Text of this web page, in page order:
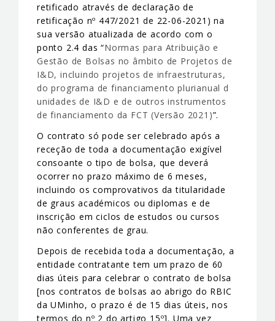
retificado através de declaração de
retificação nº 447/2021 de 22-06-2021) na
sua versão atualizada de acordo com o
ponto 2.4 das “Normas para Atribuição e
Gestão de Bolsas no âmbito de Projetos de
I&D, incluindo projetos de infraestruturas,
do programa de financiamento plurianual d
unidades de I&D e de outros instrumentos
de financiamento da FCT (Versão 2021)”.
O contrato só pode ser celebrado após a
receção de toda a documentação exigível
consoante o tipo de bolsa, que deverá
ocorrer no prazo máximo de 6 meses,
incluindo os comprovativos da titularidade
de graus académicos ou diplomas e de
inscrição em ciclos de estudos ou cursos
não conferentes de grau.
Depois de recebida toda a documentação, a
entidade contratante tem um prazo de 60
dias úteis para celebrar o contrato de bolsa
[nos contratos de bolsas ao abrigo do RBIC
da UMinho, o prazo é de 15 dias úteis, nos
termos do nº 2 do artigo 15º]. Uma vez